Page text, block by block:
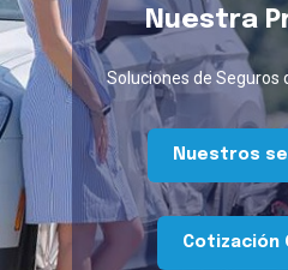
Nuestra
Soluciones de Seguros
Nuestros
Cotización